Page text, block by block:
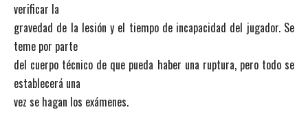
verificar la
gravedad de la lesión y el tiempo de incapacidad del jugador. Se
teme por parte
del cuerpo técnico de que pueda haber una ruptura, pero todo se
establecerá una
vez se hagan los exámenes.